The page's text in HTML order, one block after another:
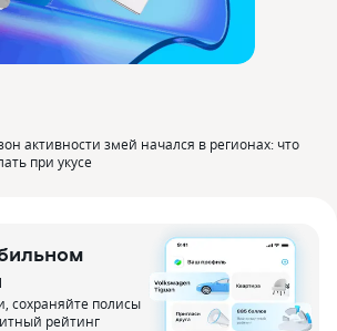
активности змей начался в регионах: что
при укусе
сохраняйте полисы
рейтинг